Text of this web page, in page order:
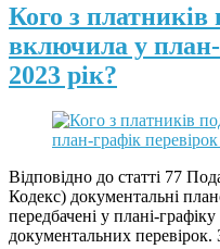
Кого з
включила у план-
2023 рік?
Відповідно до статті 77
Кодекс) документальні
передбачені у плані-
документальних